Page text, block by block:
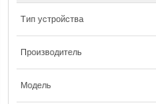
Тип устройства
Производитель
Модель